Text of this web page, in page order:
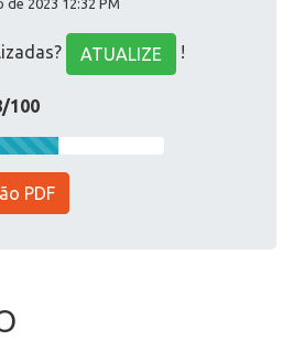
2023 12:32 PM
ATUALIZE !
100
PDF